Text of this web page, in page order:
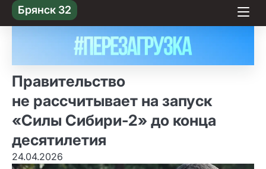
Skip
to content
Брянск 32
Правительство
не рассчитывает на запуск
«Силы Сибири‑2» до конца
десятилетия
24.04.2026